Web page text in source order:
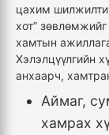
цахим
хот”
хамтын
Хэлэлцүүлгийн
анхаарч,
Аймаг,
хамрах